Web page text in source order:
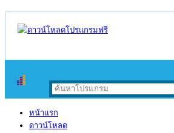
หน้าแรก
ดาวน์โหลด